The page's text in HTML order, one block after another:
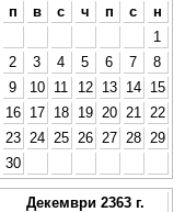
п
в с ч п с
н
1
2
3 4 5 6 7
8
9
10 11 12 13 14
15
16
17 18 19 20 21
22
23
24 25 26 27 28
29
30
Декември 2363 г.